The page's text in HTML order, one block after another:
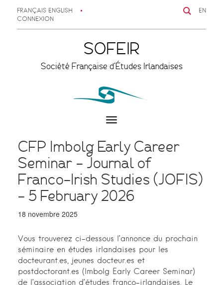
FRANÇAIS ENGLISH
CONNEXION
EN
SOFEIR
Société Française d'Études Irlandaises
Toggle
CFP Imbolg Early Career
Seminar – Journal of
Franco-Irish Studies (JOFIS)
– 5 February 2026
18 novembre 2025
Vous trouverez ci-dessous l’annonce du prochain
séminaire en études irlandaises pour les
docteurant.es, jeunes docteur.es et
postdoctorant.es (Imbolg Early Career Seminar)
de l’association d’études franco-irlandaises. Le